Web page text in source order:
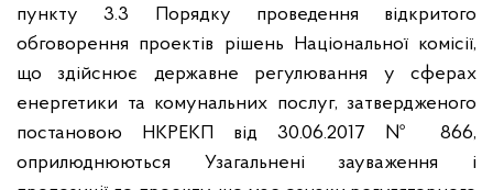
пункту 3.3 Порядку проведення відкритого
обговорення проектів рішень Національної комісії,
що здійснює державне регулювання у сферах
енергетики та комунальних послуг, затвердженого
постановою НКРЕКП від 30.06.2017 № 866,
оприлюднюються Узагальнені зауваження і